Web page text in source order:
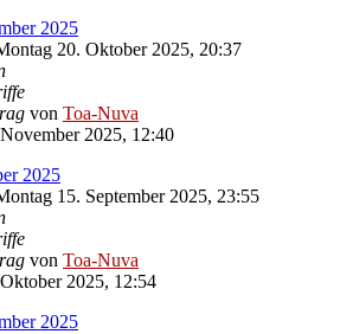
2025
20. Oktober 2025, 20:37
von Toa-Nuva
2025, 12:40
2025
15. September 2025, 23:55
von Toa-Nuva
2025, 12:54
2025